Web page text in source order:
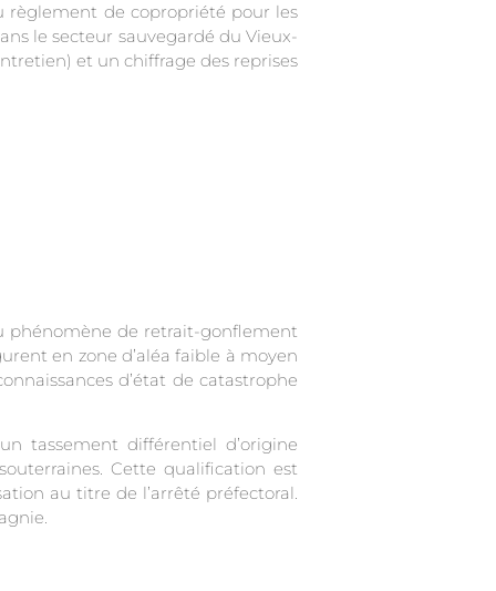
règlement de copropriété pour les
le secteur sauvegardé du Vieux-
et un chiffrage des reprises
phénomène de retrait-gonflement
en zone d’aléa faible à moyen
d’état de catastrophe
tassement différentiel d’origine
Cette qualification est
au titre de l’arrêté préfectoral.